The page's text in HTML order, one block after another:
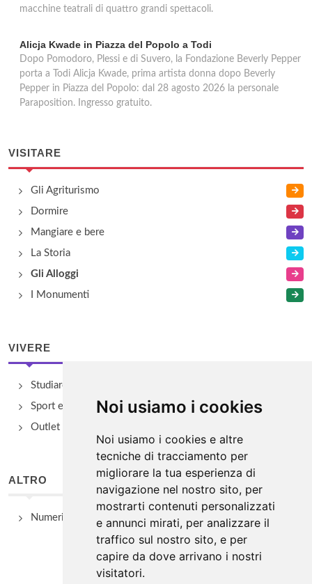
Noi usiamo i cookies
Noi usiamo i cookies e altre
tecniche di tracciamento per
migliorare la tua esperienza di
navigazione nel nostro sito, per
mostrarti contenuti personalizzati
e annunci mirati, per analizzare il
traffico sul nostro sito, e per
capire da dove arrivano i nostri
visitatori.
macchine teatrali di quattro grandi spettacoli.
Alicja Kwade in Piazza del Popolo a Todi
Dopo Pomodoro, Plessi e di Suvero, la Fondazione Beverly Pepper
porta a Todi Alicja Kwade, prima artista donna dopo Beverly
Pepper in Piazza del Popolo: dal 28 agosto 2026 la personale
Paraposition. Ingresso gratuito.
VISITARE
Gli Agriturismo
Dormire
Mangiare e bere
La Storia
Gli Alloggi
I Monumenti
VIVERE
Studiare
Sport e Benessere
Outlet e spacci aziendali
ALTRO
Numeri Utili